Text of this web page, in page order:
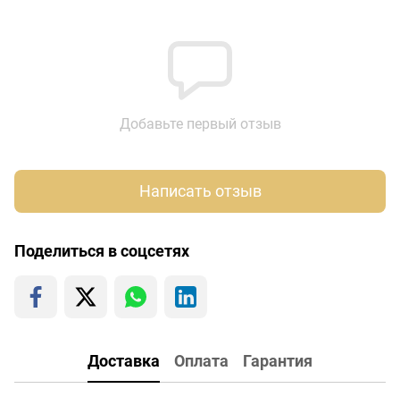
Добавьте первый отзыв
Написать отзыв
Поделиться в соцсетях
Доставка Оплата Гарантия